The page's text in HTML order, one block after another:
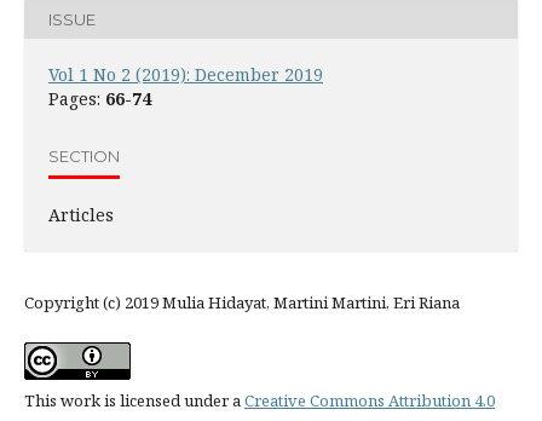
ISSUE
Vol 1 No 2 (2019): December 2019
Pages: 66-74
SECTION
Articles
Copyright (c) 2019 Mulia Hidayat, Martini Martini, Eri Riana
This work is licensed under aCreative Commons Attribution 4.0